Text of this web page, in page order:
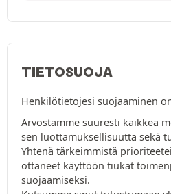
TIETOSUOJA
Henkilötietojesi suojaaminen
Arvostamme suuresti kaikkea
sen luottamuksellisuutta sekä
Yhtenä tärkeimmistä
ottaneet käyttöön tiukat
suojaamiseksi.